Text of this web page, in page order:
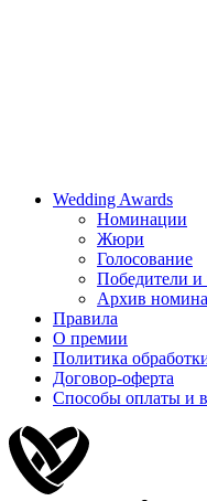
Wedding Awards
Номинации
Жюри
Голосование
Победители
Архив
Правила
О премии
Политика
Договор-оферта
Способы оплаты и